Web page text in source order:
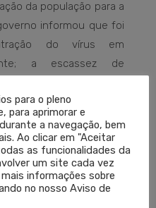
da população para a
informou que foi
do vírus em
a escassez de
de surtos entre
vulneráveis, que em
receber a vacina,
se tornam os vetores
para o pleno
para aprimorar e
a navegação, bem
Ao clicar em "Aceitar
as funcionalidades da
um site cada vez
informações sobre
no nosso Aviso de